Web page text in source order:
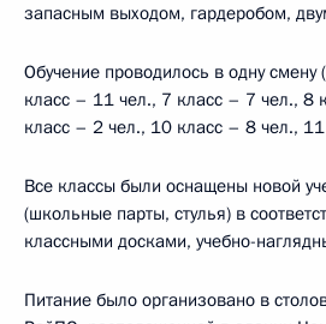
запасным выходом, гардеробом,
Обучение проводилось в одну
класс – 11 чел., 7 класс – 7 чел., 8
класс – 2 чел., 10 класс – 8 чел.,
Все классы были оснащены новой
(школьные парты, стулья) в
классными досками, учебно-
Питание было организовано в